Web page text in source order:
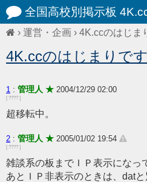
全国高校別掲示板
› 運営・企画 › 4K.ccのはじま
4K.ccのはじまりです
1 : 管理人 ★ 2004/12/29 02:00
[ ???? ]
超移転中。
2 : 管理人 ★ 2005/01/02 19:54
[ ???? ]
雑談系の板までＩＰ表示になっ
あとＩＰ非表示のときは、dat